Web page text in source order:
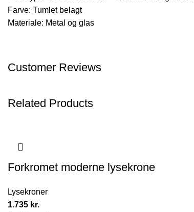
Farve: Tumlet belagt
Materiale: Metal og glas
Customer Reviews
Related Products
Forkromet moderne lysekrone
Lysekroner
1.735 kr.